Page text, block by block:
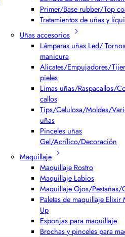
Primer/Base rubber/Top
Tratamientos de uñas y
Uñas accesorios
Lámparas uñas Led/ Tornos
manicura
Alicates/Empujadores/
pieles
Limas uñas/Raspacallos/
callos
Tips/Celulosa/Moldes/
uñas
Pinceles uñas
Gel/Acrílico/Decoración
Maquillaje
Maquillaje Rostro
Maquillaje Labios
Maquillaje Ojos/Pestañas/
Paletas de maquillaje Elixir
Up
Esponjas para maquillaje
Brochas y pinceles para